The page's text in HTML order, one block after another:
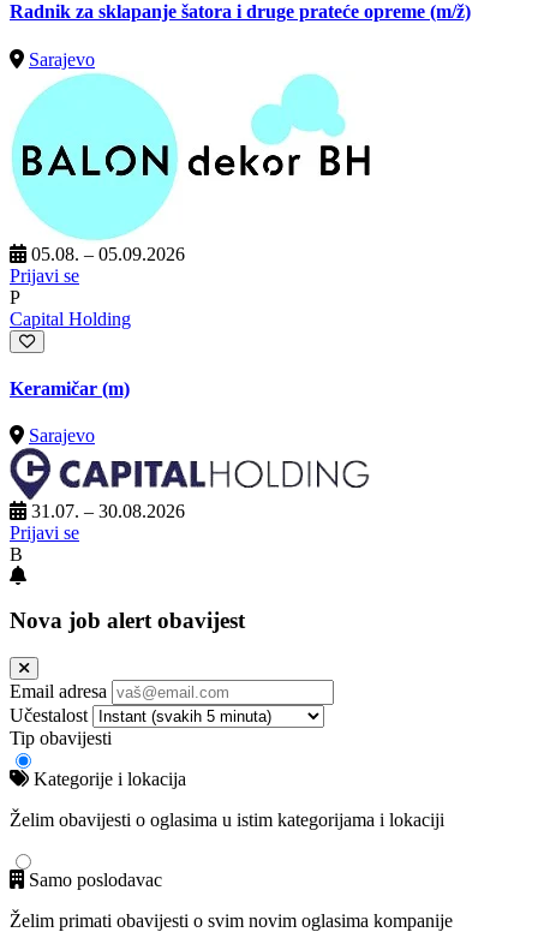
Radnik za sklapanje šatora i druge prateće opreme (m/ž)
Sarajevo
05.08. – 05.09.2026
Prijavi se
P
Capital Holding
Keramičar (m)
Sarajevo
31.07. – 30.08.2026
Prijavi se
B
Nova job alert obavijest
Email adresa
Učestalost
Tip obavijesti
Kategorije i lokacija
Želim obavijesti o oglasima u istim kategorijama i lokaciji
Samo poslodavac
Želim primati obavijesti o svim novim oglasima kompanije